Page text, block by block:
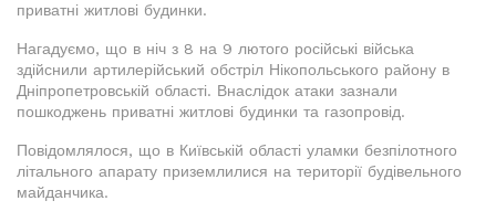
приватні житлові будинки.
Нагадуємо, що в ніч з 8 на 9 лютого російські війська
здійснили артилерійський обстріл Нікопольського району в
Дніпропетровській області. Внаслідок атаки зазнали
пошкоджень приватні житлові будинки та газопровід.
Повідомлялося, що в Київській області уламки безпілотного
літального апарату приземлилися на території будівельного
майданчика.